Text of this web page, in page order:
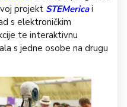
projekt STEMericai
s elektroničkim
te interaktivnu
s jedne osobe na drugu